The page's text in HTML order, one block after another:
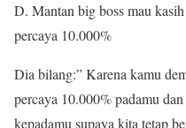
D. Mantan big boss mau
percaya 10.000%
Dia bilang:” Karena kamu
percaya 10.000% padamu
kepadamu supaya kita tetap